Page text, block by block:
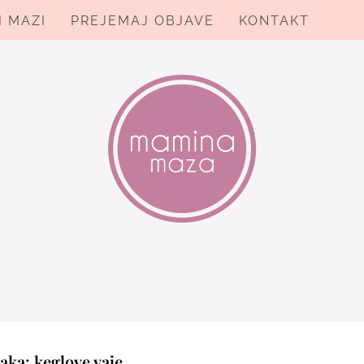
MAZI PREJEMAJ OBJAVE KONTAKT